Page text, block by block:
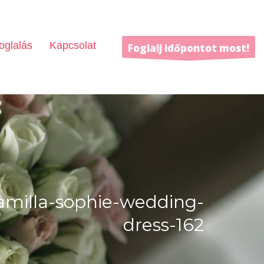
Kapcsolat Foglalj időpontot most!
sophie-wedding-
dress-162